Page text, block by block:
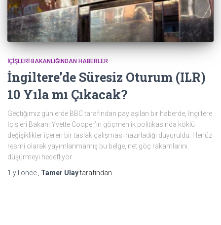
İÇIŞLERI BAKANLIĞINDAN HABERLER
İngiltere’de Süresiz Oturum (ILR)
10 Yıla mı Çıkacak?
Geçtiğimiz günlerde BBC tarafından paylaşılan bir haberde, İngiltere
İçişleri Bakanı Yvette Cooper’ın göçmenlik politikasında köklü
değişiklikler içeren bir taslak çalışması hazırladığı duyuruldu. Henüz
resmi olarak yayımlanmamış bu belge, net göç rakamlarını
düşürmeyi hedefliyor.
1 yıl önce Tamer Ulaytarafından